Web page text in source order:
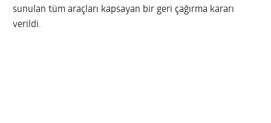
sunulan tüm araçları kapsayan bir geri çağırma kararı
verildi.